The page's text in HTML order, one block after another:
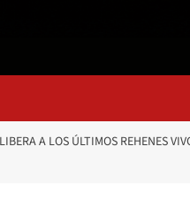
A LOS ÚLTIMOS REHENES